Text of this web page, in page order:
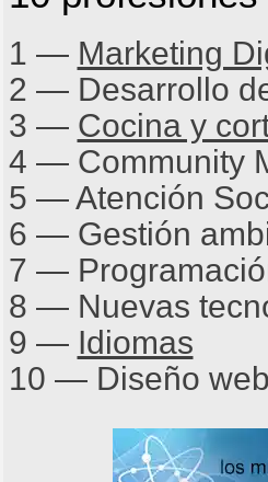
1 ― Marketing
2 ― Desarrollo
3 ― Cocina y
4 ― Community
5 ― Atención
6 ― Gestión
7 ―
8 ― Nuevas
9 ― Idiomas
10 ― Diseño web